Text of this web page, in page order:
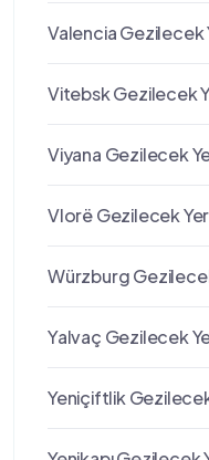
Valencia Gezilecek
Vitebsk Gezilecek
Viyana Gezilecek
Vlorë Gezilecek
Würzburg
Yalvaç Gezilecek
Yeniçiftlik